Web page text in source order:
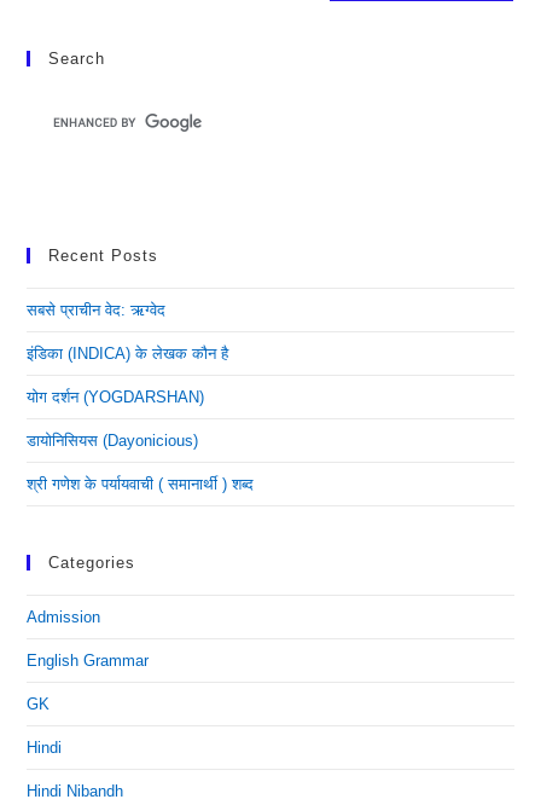
Search
Recent Posts
सबसे प्राचीन वेद: ऋग्वेद
इंडिका (INDICA) के लेखक कौन है
योग दर्शन (YOGDARSHAN)
डायोनिसियस (dayonicious)
श्री गणेश के पर्यायवाची ( समानार्थी ) शब्द
Categories
Admission
English Grammar
GK
Hindi
Hindi Nibandh